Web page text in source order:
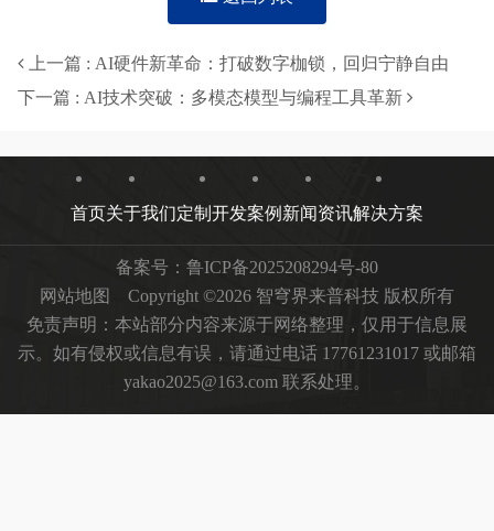
上一篇 : AI硬件新革命：打破数字枷锁，回归宁静自由
下一篇 : AI技术突破：多模态模型与编程工具革新
首页关于我们定制开发案例 新闻资讯解决方案
备案号： 鲁ICP备2025208294号-80
网站地图
Copyright ©2026 智穹界来普科技 版权所有
免责声明：本站部分内容来源于网络整理，仅用于信息展
示。如有侵权或信息有误，请通过电话 17761231017 或邮箱
yakao2025@163.com 联系处理。